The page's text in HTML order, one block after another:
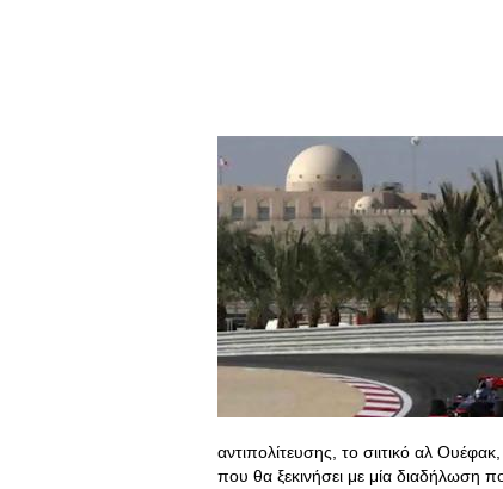
αντιπολίτευσης, το σιιτικό αλ
που θα ξεκινήσει με μία διαδήλωση